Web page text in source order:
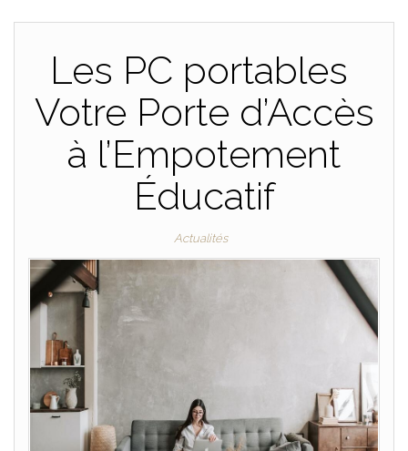
Les PC portables
Votre Porte d’Accès
à l’Empotement
Éducatif
Actualités